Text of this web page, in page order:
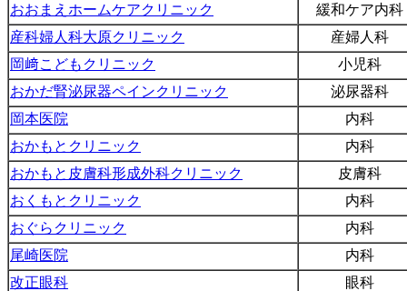
おおまえホームケアクリニック
緩和ケア内科
産科婦人科大原クリニック
産婦人科
岡﨑こどもクリニック
小児科
おかだ腎泌尿器ペインクリニック
泌尿器科
岡本医院
内科
おかもとクリニック
内科
おかもと皮膚科形成外科クリニック
皮膚科
おくもとクリニック
内科
おぐらクリニック
内科
尾崎医院
内科
改正眼科
眼科